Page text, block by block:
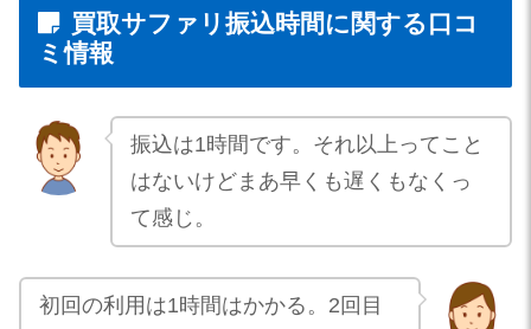
買取サファリ振込時間に関する口コ
ミ情報
振込は1時間です。それ以上ってこと
はないけどまあ早くも遅くもなくっ
て感じ。
初回の利用は1時間はかかる。2回目